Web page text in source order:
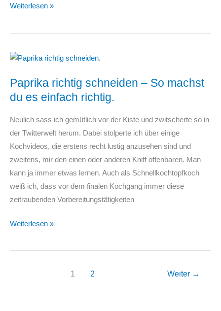
Reismilch
machen
Weiterlesen »
Paprika richtig schneiden – So machst
du es einfach richtig.
Neulich sass ich gemütlich vor der Kiste und zwitscherte so in
der Twitterwelt herum. Dabei stolperte ich über einige
Kochvideos, die erstens recht lustig anzusehen sind und
zweitens, mir den einen oder anderen Kniff offenbaren. Man
kann ja immer etwas lernen. Auch als Schnellkochtopfkoch
weiß ich, dass vor dem finalen Kochgang immer diese
zeitraubenden Vorbereitungstätigkeiten
Paprika
schneiden
Weiterlesen »
1 2 Weiter →